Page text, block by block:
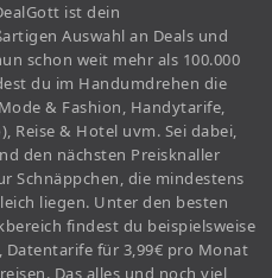
ist dein
Auswahl an Deals und
schon weit mehr als 100.000
du im Handumdrehen die
& Fashion, Handytarife,
Reise & Hotel uvm. Sei dabei,
den nächsten Preisknaller
Schnäppchen, die mindestens
liegen. Unter den besten
findest du beispielsweise
für 3,99€ pro Monat
Das alles und noch viel